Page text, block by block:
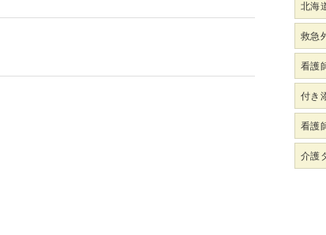
北海
救急
看護
付き
看護
介護